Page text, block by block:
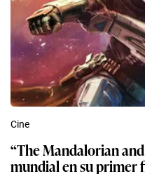
Cine
“The Mandalorian
mundial en su primer